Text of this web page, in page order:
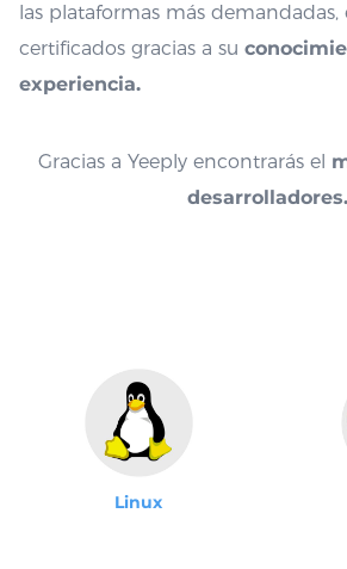
las plataformas más demandadas,
certificados gracias a su
experiencia.
Gracias a Yeeply encontrarás el
desarrolladores.
Linux